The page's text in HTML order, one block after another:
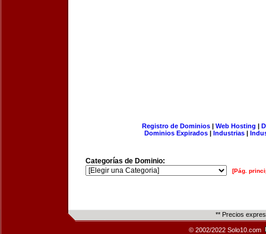
Registro de Dominios| Web Hosting |
Dominios Expirados | Industrias |
Categorías de Dominio:
[Pág.
** Precios
© 2002/2022 Solo10.com